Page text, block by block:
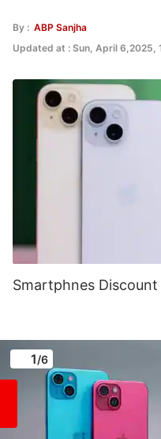
By : ABP Sanjha
Updated at : Sun, April 6,2025,
Smartphnes
1/6